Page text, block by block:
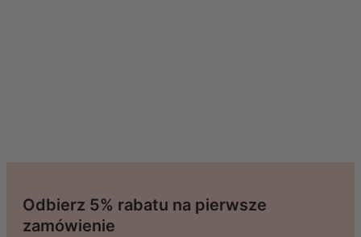
Odbierz 5% rabatu na pierwsze
zamówienie